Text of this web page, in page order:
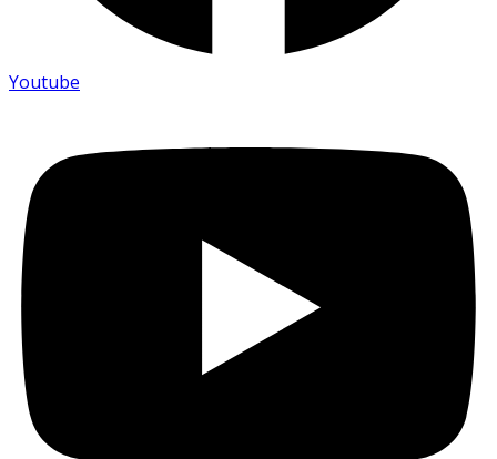
Youtube